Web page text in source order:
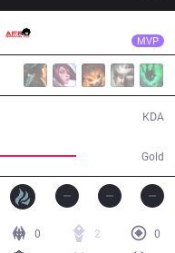
MVP
Gold
KDA
0 2
0